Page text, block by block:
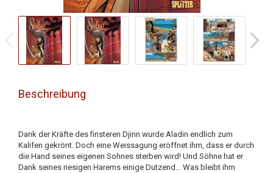
Beschreibung
Dank der Kräfte des finsteren Djinn wurde Aladin endlich zum
Kalifen gekrönt. Doch eine Weissagung eröffnet ihm, dass er durch
die Hand seines eigenen Sohnes sterben wird! Und Söhne hat er
Dank seines riesigen Harems einige Dutzend... Was bleibt ihm